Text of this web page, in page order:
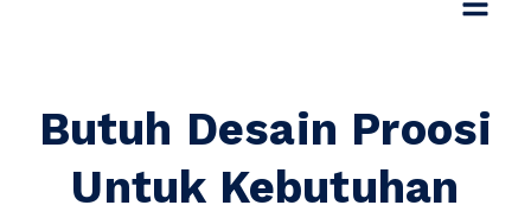
Butuh Desain Proosi
Untuk Kebutuhan